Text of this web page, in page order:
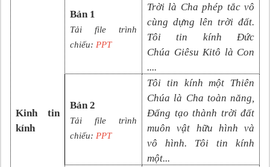
Kinh tin
kính
Bản 1
Tải file trình
chiếu: PPT
Trời là Cha phép tắc vô
cùng dựng lên trời đất.
Tôi tin kính Đức
Chúa Giêsu Kitô là Con
....
Bản 2
Tải file trình
chiếu: PPT
Tôi tin kính một Thiên
Chúa là Cha toàn năng,
Đấng tạo thành trời đất
muôn vật hữu hình và
vô hình. Tôi tin kính
một...